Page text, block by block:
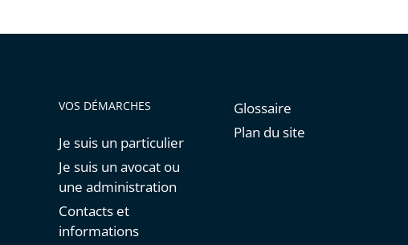
VOS DÉMARCHES
Je suis un particulier
Je suis un avocat ou
une administration
Contacts et
informations
Glossaire
Plan du site